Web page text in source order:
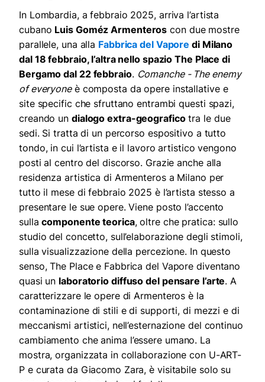
In Lombardia, a febbraio 2025, arriva l’artista
cubano Luis Goméz Armenteros con due mostre
parallele, una alla Fabbrica del Vapore di Milano
dal 18 febbraio, l’altra nello spazio The Place di
Bergamo dal 22 febbraio. Comanche - The enemy
of everyoneè composta da opere installative e
site specific che sfruttano entrambi questi spazi,
creando un dialogo extra-geograficotra le due
sedi. Si tratta di un percorso espositivo a tutto
tondo, in cui l’artista e il lavoro artistico vengono
posti al centro del discorso. Grazie anche alla
residenza artistica di Armenteros a Milano per
tutto il mese di febbraio 2025 è l’artista stesso a
presentare le sue opere. Viene posto l’accento
sullacomponente teorica, oltre che pratica: sullo
studio del concetto, sull’elaborazione degli stimoli,
sulla visualizzazione della percezione. In questo
senso, The Place e Fabbrica del Vapore diventano
quasi un laboratorio diffuso del pensare l’arte.A
caratterizzare le opere di Armenteros è la
contaminazione di stili e di supporti, di mezzi e di
meccanismi artistici, nell’esternazione del continuo
cambiamento che anima l’essere umano. La
mostra, organizzata in collaborazione con U-ART-
P e curata da Giacomo Zara, è visitabile solo su